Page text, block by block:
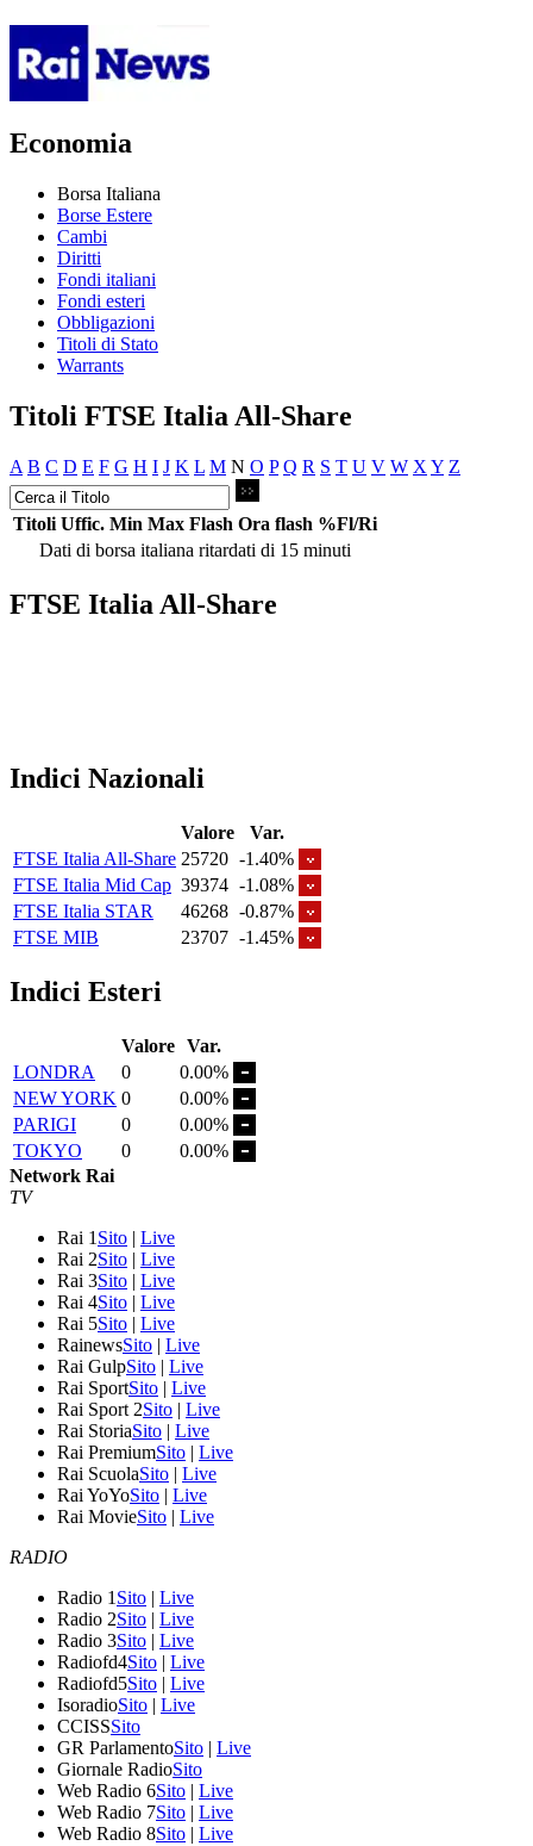
Economia
Borsa Italiana
Borse Estere
Cambi
Diritti
Fondi italiani
Fondi esteri
Obbligazioni
Titoli di Stato
Warrants
Titoli FTSE Italia All-Share
A B C D E F G H I J K L M N O P Q R S T U V W X Y Z
Titoli Uffic. Min Max Flash Ora flash %Fl/Ri
Dati di borsa italiana ritardati di 15 minuti
FTSE Italia All-Share
Indici Nazionali
Valore
Var.
FTSE Italia All-Share 25720 -1.40%
FTSE Italia Mid Cap 39374 -1.08%
FTSE Italia STAR
46268 -0.87%
FTSE MIB
23707 -1.45%
Indici Esteri
Valore Var.
LONDRA
0
0.00%
NEW YORK 0
0.00%
PARIGI
0
0.00%
TOKYO
0
0.00%
Network Rai
TV
Rai 1 Sito | Live
Rai 2Sito | Live
Rai 3Sito | Live
Rai 4Sito | Live
Rai 5Sito | Live
RainewsSito | Live
Rai GulpSito | Live
Rai SportSito | Live
Rai Sport 2Sito | Live
Rai StoriaSito | Live
Rai PremiumSito | Live
Rai ScuolaSito | Live
Rai YoYoSito | Live
Rai MovieSito | Live
RADIO
Radio 1 Sito | Live
Radio 2Sito | Live
Radio 3Sito | Live
Radiofd4Sito | Live
Radiofd5Sito | Live
IsoradioSito | Live
CCISSSito
GR ParlamentoSito | Live
Giornale RadioSito
Web Radio 6Sito | Live
Web Radio 7Sito | Live
Web Radio 8Sito | Live